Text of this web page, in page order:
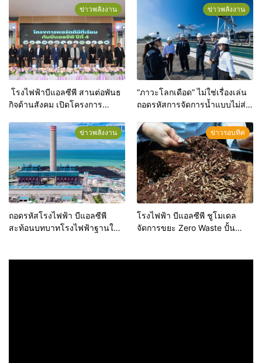
ข่าวพลังงาน
โรงไฟฟ้าบีแอลซีพี สานต่อพันธ
กิจด้านสังคม เปิดโครงการ
ร่วมมือ 13 โรงเรียนทั่วระยอง ติด
อาวุธทางปัญญาด้วยนวัตกรรม
แนะแนวเชิงลึก เพิ่มโอกาสสอบ
เข้ามหาวิทยาลัยแก่เยาวชนกว่า
7,000 คน
ข่าวพลังงาน
“ภาวะโลกเดือด” ไม่ใช่เรื่องเล่น
ถอดรหัสการจัดการน้ำแบบไม่ส่ง
ไฟฟ้าบีแอลซีพี เพื่อสมดุล
พลังงานและสิ่งแวดล้อมที่ต้อง
เดินคู่กัน
ข่าวพลังงาน
ถอดรหัสโรงไฟฟ้า บีแอลซีพี
สะท้อนบทบาทโรงไฟฟ้าฐานใน
ข่าวรอบทิศ
โรงไฟฟ้า บีแอลซีพี ชูโมเดล
จัดการขยะ Zero Waste ปั้น